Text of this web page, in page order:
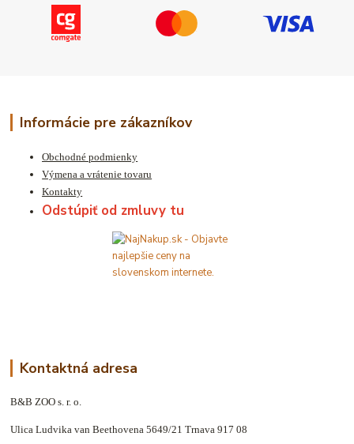
Informácie pre zákazníkov
Obchodné podmienky
Výmena a vrátenie tovaru
Kontakty
Odstúpiť od zmluvy tu
Kontaktná adresa
B&B ZOO s. r. o.
Ulica Ludvika van Beethovena 5649/21 Trnava 917 08